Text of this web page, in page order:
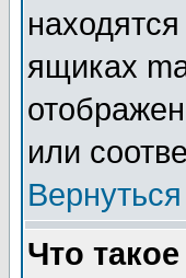
ящиках
или
Что